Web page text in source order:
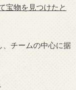
宝物を見つけたと
、チームの中心に据